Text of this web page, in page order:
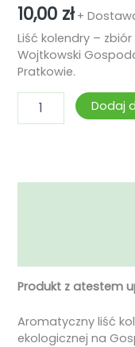
10,00 zł +
Liść kolendry –
Wojtkowski
Pratkowie.
Dodaj
Produkt z atestem
Aromatyczny liść
ekologicznej na